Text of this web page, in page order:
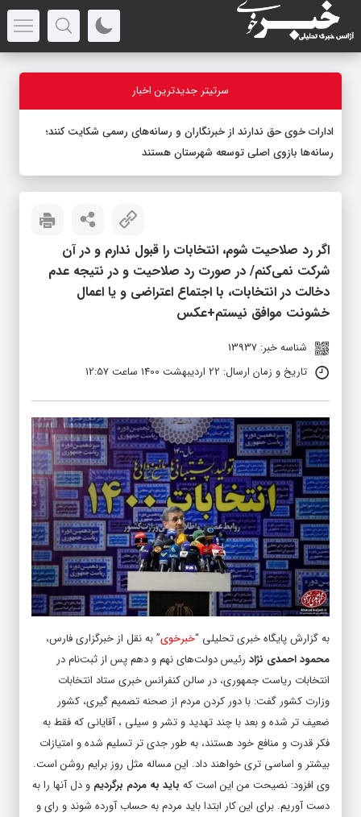
سرتیتر جدیدترین اخبار
ادارات خوی حق ندارند از خبرنگاران و رسانه‌های رسمی شکایت کنند؛
رسانه‌ها بازوی اصلی توسعه شهرستان هستند
اگر رد صلاحیت شوم، انتخابات را قبول ندارم و در آن
شرکت نمی‌کنم/ در صورت رد صلاحیت و در نتیجه عدم
دخالت در انتخابات، با اجتماع اعتراضی و یا اعمال
خشونت موافق نیستم+عکس
شناسه خبر: 13937
تاریخ و زمان ارسال: 22 اردیبهشت 1400 ساعت 12:57
به گزارش پایگاه خبری تحلیلی “خبرخوی” به نقل از خبرگزاری فارس،
محمود احمدی نژاد رئیس دولت‌های نهم و دهم پس از ثبت‌نام در
انتخابات ریاست جمهوری، در سالن کنفرانس خبری ستاد انتخابات
وزارت کشور گفت: با دور کردن مردم از صحنه تصمیم گیری، کشور
ضعیف تر شده و بعد با چند تهدید و تشر و سیلی ، آقایانی که فقط به
فکر قدرت و منافع خود هستند، به طور جدی تر تسلیم شده و امتیازات
بیشتر و اساسی تری خواهند داد. این مساله مثل روز برایم روشن است.
وی افزود: نصیحت من این است که باید به مردم برگردیم و دل آنها را به
دست آوریم. برای این کار ابتدا باید مردم به حساب آورده شوند و رای و